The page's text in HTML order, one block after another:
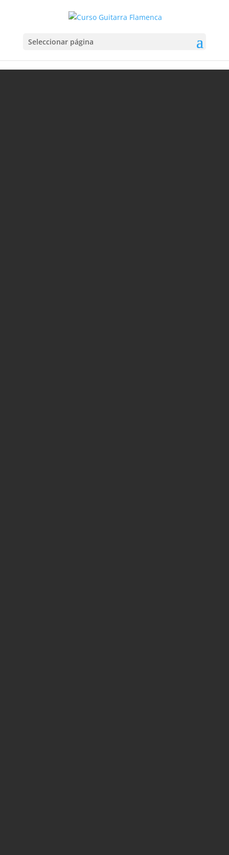
Seleccionar página